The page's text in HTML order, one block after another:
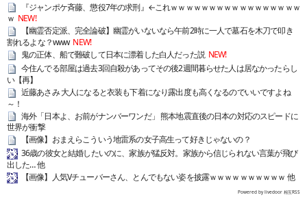
『ジャンポケ斉藤、懲役7年の求刑』←これｗｗｗｗｗｗｗｗｗｗｗｗｗｗｗｗｗ
ｗ NEW!
【幽霊否定派、完全論破】幽霊がいないなら午前2時に一人で墓石を木刀で叩き
割れるよな？www NEW!
鬼の正体、船で難破して日本に漂着した白人だった説 NEW!
今住んでる部屋は過去3回自殺があってその後2週間暮らせた人は居なかったらし
い【再】
近藤あさみ 大人になると衣装も下着になり露出度も高くなるのでいいですよね
～！
海外「日本よ、お前がナンバーワンだ」 熊本地震直後の日本の対応のスピードに
世界が衝撃
【画像】おまえらこういう地雷系の女子高生って好きじゃないの？
36歳の彼女と結婚したいのに、家族が猛反対。家族から信じられない言葉が飛び
出した… 他
【画像】人気Vチューバーさん、とんでもない姿を披露ｗｗｗｗｗｗｗｗｗｗ 他
Powered by livedoor 相互RSS